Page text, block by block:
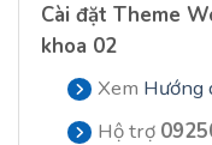
Cài đặt Theme
khoa 02
Xem Hướng
Hộ trợ